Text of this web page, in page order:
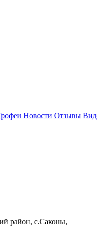
Новости Отзывы
район, с.Саконы,